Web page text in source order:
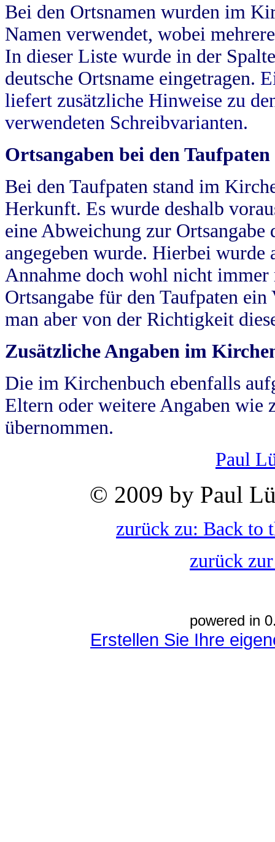
Bei den Ortsnamen wurden im
Namen verwendet, wobei
In dieser Liste wurde in der
deutsche Ortsname eingetragen.
liefert zusätzliche Hinweise zu
verwendeten Schreibvarianten.
Ortsangaben bei den Taufpaten
Bei den Taufpaten stand im
Herkunft. Es wurde deshalb
eine Abweichung zur
angegeben wurde. Hierbei wurde
Annahme doch wohl nicht
Ortsangabe für den Taufpaten
man aber von der Richtigkeit
Zusätzliche Angaben im
Die im Kirchenbuch ebenfalls
Eltern oder weitere Angaben wie
übernommen.
Paul
© 2009 by Paul
zurück zu: Back to
zurück
powered in
Erstellen Sie Ihre